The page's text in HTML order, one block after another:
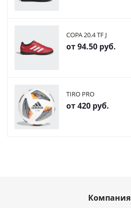
COPA 20.4 TF J
от94.50 руб.
TIRO PRO
от420 руб.
Компания